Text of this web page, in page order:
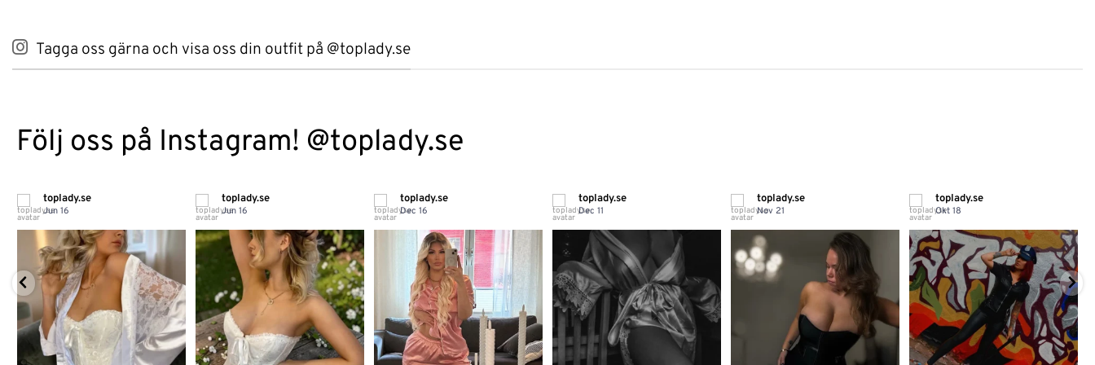
Tagga oss gärna och visa oss din outfit på @toplady.se
Följ oss på Instagram! @toplady.se
toplady.se
Jun 16
toplady.se
Jun 16
toplady.se
Dec 16
toplady.se
Dec 11
toplady.se
Nov 21
toplady.se
Okt 18